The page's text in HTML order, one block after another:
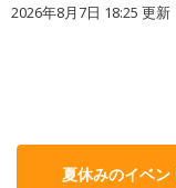
2026年8月7日 18:25 更新
夏休みのイベン